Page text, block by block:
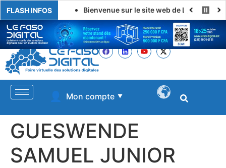
FLASH INFOS Bienvenue sur le site web de LE FASO DIGITAL
👤 Mon compte ▼
GUESWENDE
SAMUEL JUNIOR